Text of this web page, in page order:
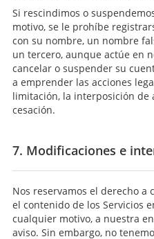
Si rescindimos o
motivo, se le prohíbe
con su nombre, un nombre
un tercero, aunque actúe en
cancelar o suspender su
a emprender las acciones
limitación, la interposición de
cesación.
7. Modificaciones e
Nos reservamos el derecho
el contenido de los Servicios
cualquier motivo, a nuestra
aviso. Sin embargo, no